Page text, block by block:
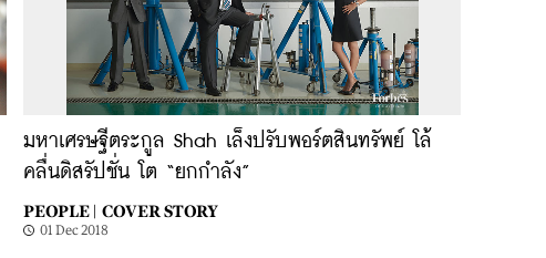
มหาเศรษฐีตระกูล Shah เล็งปรับพอร์ตสินทรัพย์ โล้
คลื่นดิสรัปชั่น โต “ยกกำลัง”
PEOPLE | COVER STORY
01 Dec 2018